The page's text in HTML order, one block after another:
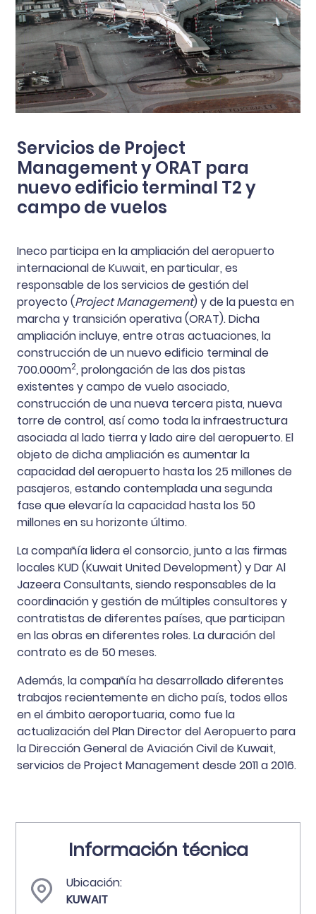
Servicios de Project
Management y ORAT para
nuevo edificio terminal T2 y
campo de vuelos
Ineco participa en la ampliación del aeropuerto
internacional de Kuwait, en particular, es
responsable de los servicios de gestión del
proyecto (Project Management) y de la puesta en
marcha y transición operativa (ORAT). Dicha
ampliación incluye, entre otras actuaciones, la
construcción de un nuevo edificio terminal de
700.000m2, prolongación de las dos pistas
existentes y campo de vuelo asociado,
construcción de una nueva tercera pista, nueva
torre de control, así como toda la infraestructura
asociada al lado tierra y lado aire del aeropuerto. El
objeto de dicha ampliación es aumentar la
capacidad del aeropuerto hasta los 25 millones de
pasajeros, estando contemplada una segunda
fase que elevaría la capacidad hasta los 50
millones en su horizonte último.
La compañía lidera el consorcio, junto a las firmas
locales KUD (Kuwait United Development) y Dar Al
Jazeera Consultants, siendo responsables de la
coordinación y gestión de múltiples consultores y
contratistas de diferentes países, que participan
en las obras en diferentes roles. La duración del
contrato es de 50 meses.
Además, la compañía ha desarrollado diferentes
trabajos recientemente en dicho país, todos ellos
en el ámbito aeroportuaria, como fue la
actualización del Plan Director del Aeropuerto para
la Dirección General de Aviación Civil de Kuwait,
servicios de Project Management desde 2011 a 2016.
Información técnica
Ubicación:
KUWAIT